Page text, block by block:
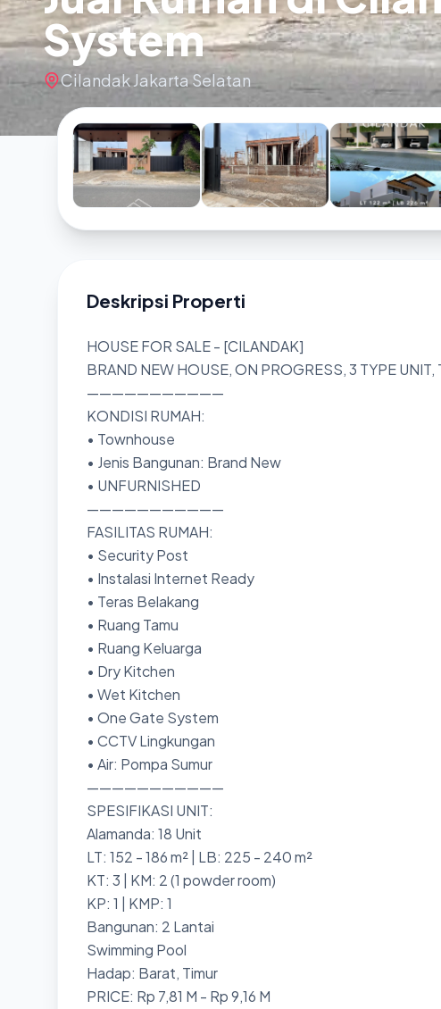
System
Cilandak Jakarta Selatan
Deskripsi Properti
HOUSE FOR SALE - [CILANDAK]
BRAND NEW HOUSE, ON PROGRESS, 3 TYPE UNIT,
———————————
KONDISI RUMAH:
• Townhouse
• Jenis Bangunan: Brand New
• UNFURNISHED
———————————
FASILITAS RUMAH:
• Security Post
• Instalasi Internet Ready
• Teras Belakang
• Ruang Tamu
• Ruang Keluarga
• Dry Kitchen
• Wet Kitchen
• One Gate System
• CCTV Lingkungan
• Air: Pompa Sumur
———————————
SPESIFIKASI UNIT:
Alamanda: 18 Unit
LT: 152 - 186 m² | LB: 225 - 240 m²
KT: 3 | KM: 2 (1 powder room)
KP: 1 | KMP: 1
Bangunan: 2 Lantai
Swimming Pool
Hadap: Barat, Timur
PRICE: Rp 7,81 M - Rp 9,16 M